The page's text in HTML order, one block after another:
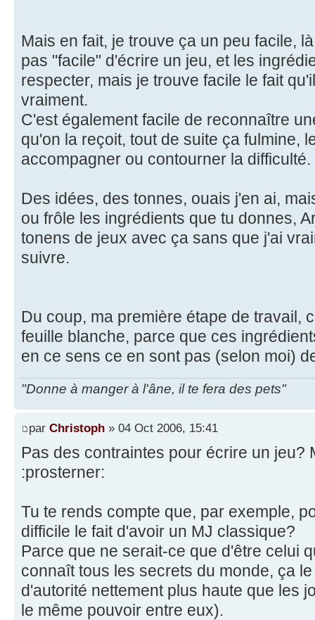
Mais en fait, je trouve ça un peu facile,
pas "facile" d'écrire un jeu, et les
respecter, mais je trouve facile le fait
vraiment.
C'est également facile de reconnaître
qu'on la reçoit, tout de suite ça fulmine,
accompagner ou contourner la difficulté.
Des idées, des tonnes, ouais j'en ai,
ou frôle les ingrédients que tu donnes,
tonens de jeux avec ça sans que j'ai
suivre.
Du coup, ma première étape de travail,
feuille blanche, parce que ces
en ce sens ce en sont pas (selon moi)
"Donne à manger à l'âne, il te fera des pets"
par Christoph » 04 Oct 2006, 15:41
Pas des contraintes pour écrire un jeu?
:prosterner:
Tu te rends compte que, par exemple,
difficile le fait d'avoir un MJ classique?
Parce que ne serait-ce que d'être celui
connaît tous les secrets du monde, ça
d'autorité nettement plus haute que les
le même pouvoir entre eux).